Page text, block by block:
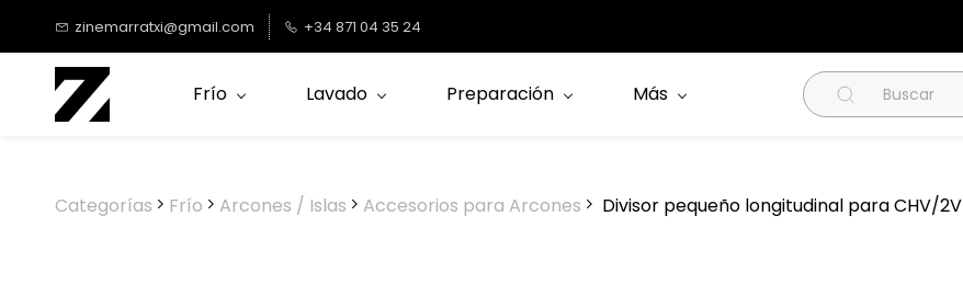
contenido
principal
zinemarratxi@gmail.com +34 871 04 35 24
Frío Lavado Preparación Más
Categorías Frío Arcones / Islas Accesorios para Arcones Divisor pequeño longitudinal para CHV/2V